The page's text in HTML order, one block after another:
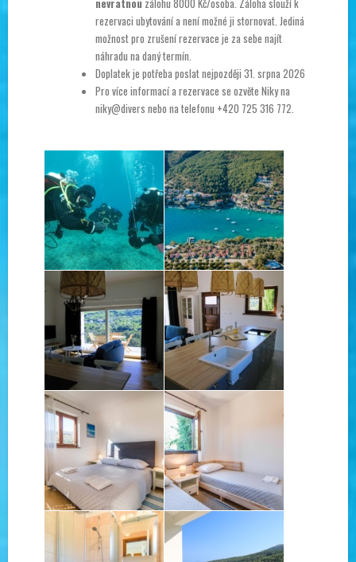
rezervaci ubytování a není možné ji stornovat. Jediná
možnost pro zrušení rezervace je za sebe najít
náhradu na daný termín.
Doplatek je potřeba poslat nejpozději 31. srpna 2026
Pro více informací a rezervace se ozvěte Niky na
niky@divers nebo na telefonu +420 725 316 772.